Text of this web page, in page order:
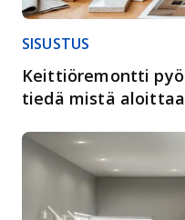
SISUSTUS
Keittiöremontti
tiedä mistä